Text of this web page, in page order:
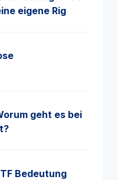
eigene Rig
geht es bei
Bedeutung